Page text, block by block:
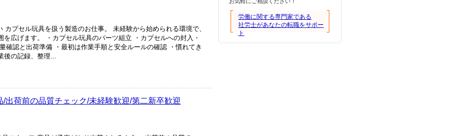
カプセル玩具を扱う製造のお仕事。 未経験から始められる環境で、
広げます。 ・カプセル玩具のパーツ組立 ・カプセルへの封入・
確認と出荷準備 ・最初は作業手順と安全ルールの確認 ・慣れてき
後の記録、整理...
出荷前の品質チェック/未経験歓迎/第二新卒歓迎
労働に関する専門家である
社労士があなたの転職をサポー
ト